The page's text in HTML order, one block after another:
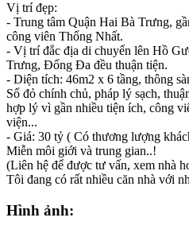
Vị trí đẹp:
- Trung tâm Quận Hai Bà Trưng,
công viên Thống Nhất.
- Vị trí đắc địa di chuyển lên Hồ
Trưng, Đống Đa đều thuận tiện.
- Diện tích: 46m2 x 6 tầng, thông
Sổ đỏ chính chủ, pháp lý sạch,
hợp lý vì gần nhiều tiện ích, công
viện...
- Giá: 30 tỷ ( Có thương lượng
Miễn môi giới và trung gian..!
(Liên hệ để được tư vấn, xem nhà
Tôi đang có rất nhiều căn nhà với
Hình ảnh: